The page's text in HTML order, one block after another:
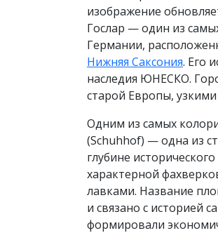
изображение
Гослар — один из
Германии,
Нижняя Саксония. Его
наследия ЮНЕСКО.
старой Европы,
Одним из самых
(Schuhhof) — одна из
глубине
характерной
лавками. Название
и связано с историей
формировали